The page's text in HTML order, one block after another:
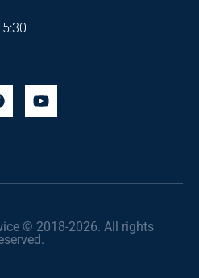
© 2018-2026. All rights